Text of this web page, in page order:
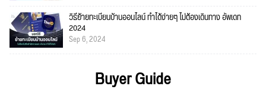
วิธีย้ายทะเบียนบ้านออนไลน์ ทำได้ง่ายๆ ไม่ต้องเดินทาง อัพเดท
2024
Sep 6, 2024
Buyer Guide